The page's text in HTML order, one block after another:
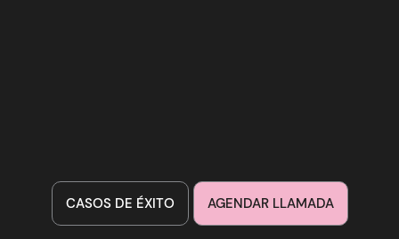
CASOS DE ÉXITO AGENDAR LLAMADA